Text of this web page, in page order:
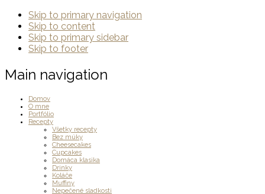
Skip to primary navigation
Skip to content
Skip to primary sidebar
Skip to footer
Main navigation
Domov
O mne
Portfólio
Recepty
Všetky recepty
Bez múky
Cheesecakes
Cupcakes
Domáca klasika
Drinky
Koláče
Muffiny
Nepečené sladkosti